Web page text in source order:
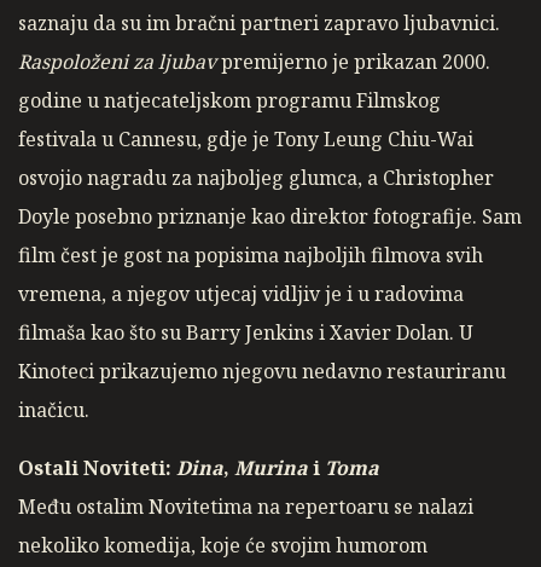
saznaju da su im bračni partneri zapravo ljubavnici.
Raspoloženi za ljubavpremijerno je prikazan 2000.
godine u natjecateljskom programu Filmskog
festivala u Cannesu, gdje je Tony Leung Chiu-Wai
osvojio nagradu za najboljeg glumca, a Christopher
Doyle posebno priznanje kao direktor fotografije. Sam
film čest je gost na popisima najboljih filmova svih
vremena, a njegov utjecaj vidljiv je i u radovima
filmaša kao što su Barry Jenkins i Xavier Dolan. U
Kinoteci prikazujemo njegovu nedavno restauriranu
inačicu.
Ostali Noviteti: Dina, Murinai Toma
Među ostalim Novitetima na repertoaru se nalazi
nekoliko komedija, koje će svojim humorom